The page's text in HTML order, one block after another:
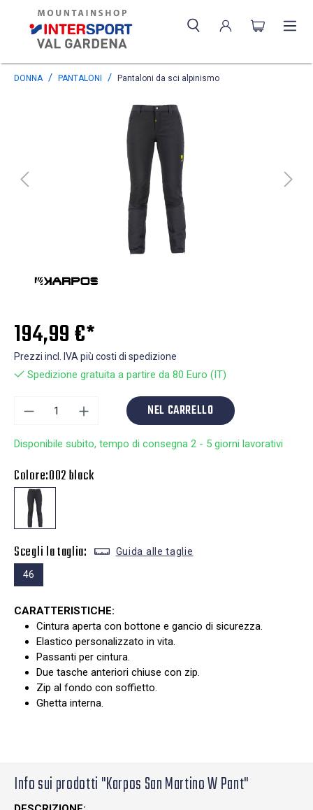
DONNA PANTALONI Pantaloni da sci alpinismo
194,99 €*
Prezzi incl. IVA più costi di spedizione
Spedizione gratuita a partire da 80 Euro (IT)
NEL CARRELLO
Disponibile subito, tempo di consegna 2 - 5 giorni lavorativi
Colore:002 black
Scegli la taglia: Guida alle taglie
46
CARATTERISTICHE:
Cintura aperta con bottone e gancio di sicurezza.
Elastico personalizzato in vita.
Passanti per cintura.
Due tasche anteriori chiuse con zip.
Zip al fondo con soffietto.
Ghetta interna.
Info sui prodotti "Karpos San Martino W Pant"